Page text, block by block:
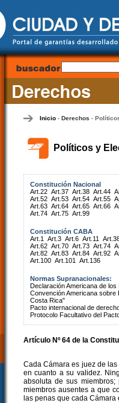
Inicio- Derechos -
Políticos y
Constitución Nacional
Art.22 Art.37 Art.38 Art.44
Art.52 Art.53 Art.54 Art.55
Art.63 Art.64 Art.65 Art.66
Art.74 Art.75 Art.99
Constitución CABA
Art.1
Art.3 Art.6 Art.11
Art.62 Art.70 Art.73 Art.74
Art.82 Art.83 Art.84 Art.92
Art.100 Art.101 Art.136
Normas Supranacionales:
Declaración Americana de
Convención Americana
Costa Rica"
Pacto internacional de
Protocolo Facultativo del
Artículo Nº 64 de la
Cada Cámara es juez de
en cuanto a su validez.
absoluta de sus
miembros ausentes a que
las penas que cada Cámara